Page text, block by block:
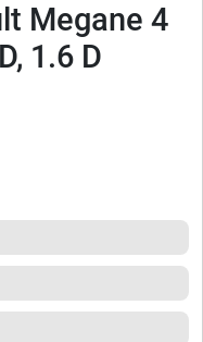
Megane 4
1.6 D